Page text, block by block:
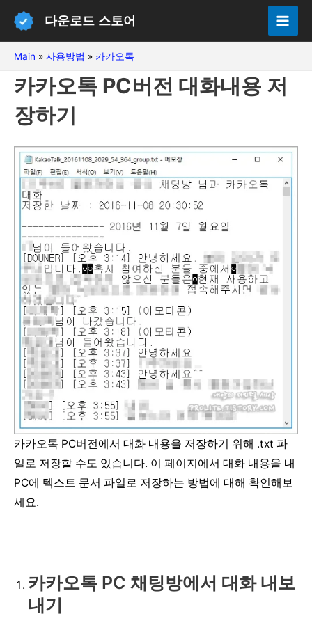
다운로드 스토어
Main » 사용방법 » 카카오톡
카카오톡 PC버전 대화내용 저
장하기
카카오톡 PC버전에서 대화 내용을 저장하기 위해 .txt 파
일로 저장할 수도 있습니다. 이 페이지에서 대화 내용을 내
PC에 텍스트 문서 파일로 저장하는 방법에 대해 확인해보
세요.
카카오톡 PC 채팅방에서 대화 내보
내기